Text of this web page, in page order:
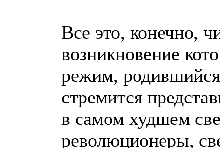
Все это, конечно,
возникновение
режим, родившийся
стремится
в самом худшем
революционеры,